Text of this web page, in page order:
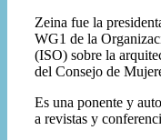
Zeina fue la
WG1 de la
(ISO) sobre la
del Consejo de
Es una ponente y
a revistas y